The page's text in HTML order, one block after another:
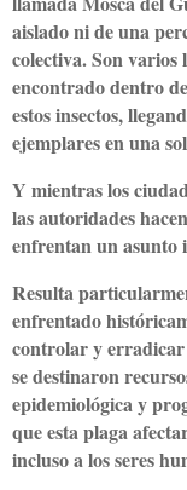
aislado ni de una
colectiva. Son
encontrado dentro
estos insectos,
ejemplares en una
Y mientras los
las autoridades
enfrentan un asunto
Resulta
enfrentado
controlar y erradicar
se destinaron
epidemiológica y
que esta plaga
incluso a los seres